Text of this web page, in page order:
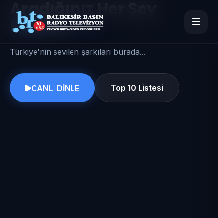
Aradığınız Her Şey
Burada
Türkiye'nin sevilen şarkıları burada...
CANLI DİNLE Top 10 Listesi